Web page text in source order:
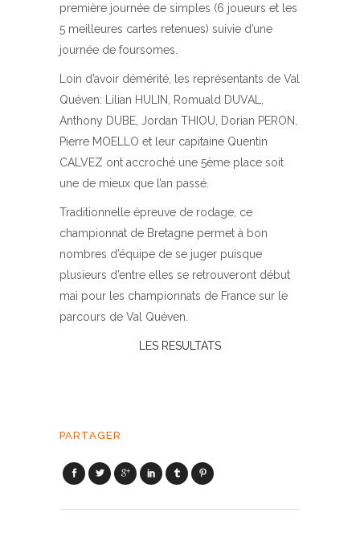
première journée de simples (6 joueurs et les
5 meilleures cartes retenues) suivie d’une
journée de foursomes.
Loin d’avoir démérité, les représentants de Val
Quéven: Lilian HULIN, Romuald DUVAL,
Anthony DUBE, Jordan THIOU, Dorian PERON,
Pierre MOELLO et leur capitaine Quentin
CALVEZ ont accroché une 5ème place soit
une de mieux que l’an passé.
Traditionnelle épreuve de rodage, ce
championnat de Bretagne permet à bon
nombres d’équipe de se juger puisque
plusieurs d’entre elles se retrouveront début
mai pour les championnats de France sur le
parcours de Val Quéven.
LES RESULTATS
PARTAGER